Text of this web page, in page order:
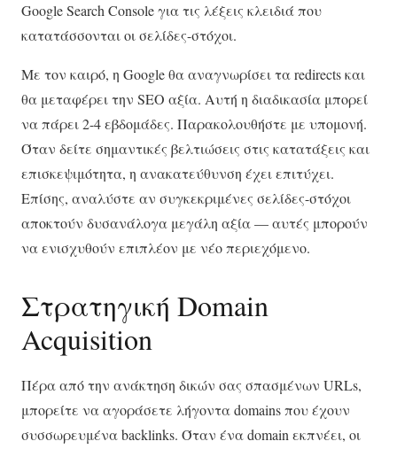
Google Search Console για τις λέξεις κλειδιά που
κατατάσσονται οι σελίδες-στόχοι.
Με τον καιρό, η Google θα αναγνωρίσει τα redirects και
θα μεταφέρει την SEO αξία. Αυτή η διαδικασία μπορεί
να πάρει 2-4 εβδομάδες. Παρακολουθήστε με υπομονή.
Όταν δείτε σημαντικές βελτιώσεις στις κατατάξεις και
επισκεψιμότητα, η ανακατεύθυνση έχει επιτύχει.
Επίσης, αναλύστε αν συγκεκριμένες σελίδες-στόχοι
αποκτούν δυσανάλογα μεγάλη αξία — αυτές μπορούν
να ενισχυθούν επιπλέον με νέο περιεχόμενο.
Στρατηγική Domain
Acquisition
Πέρα από την ανάκτηση δικών σας σπασμένων URLs,
μπορείτε να αγοράσετε λήγοντα domains που έχουν
συσσωρευμένα backlinks. Όταν ένα domain εκπνέει, οι